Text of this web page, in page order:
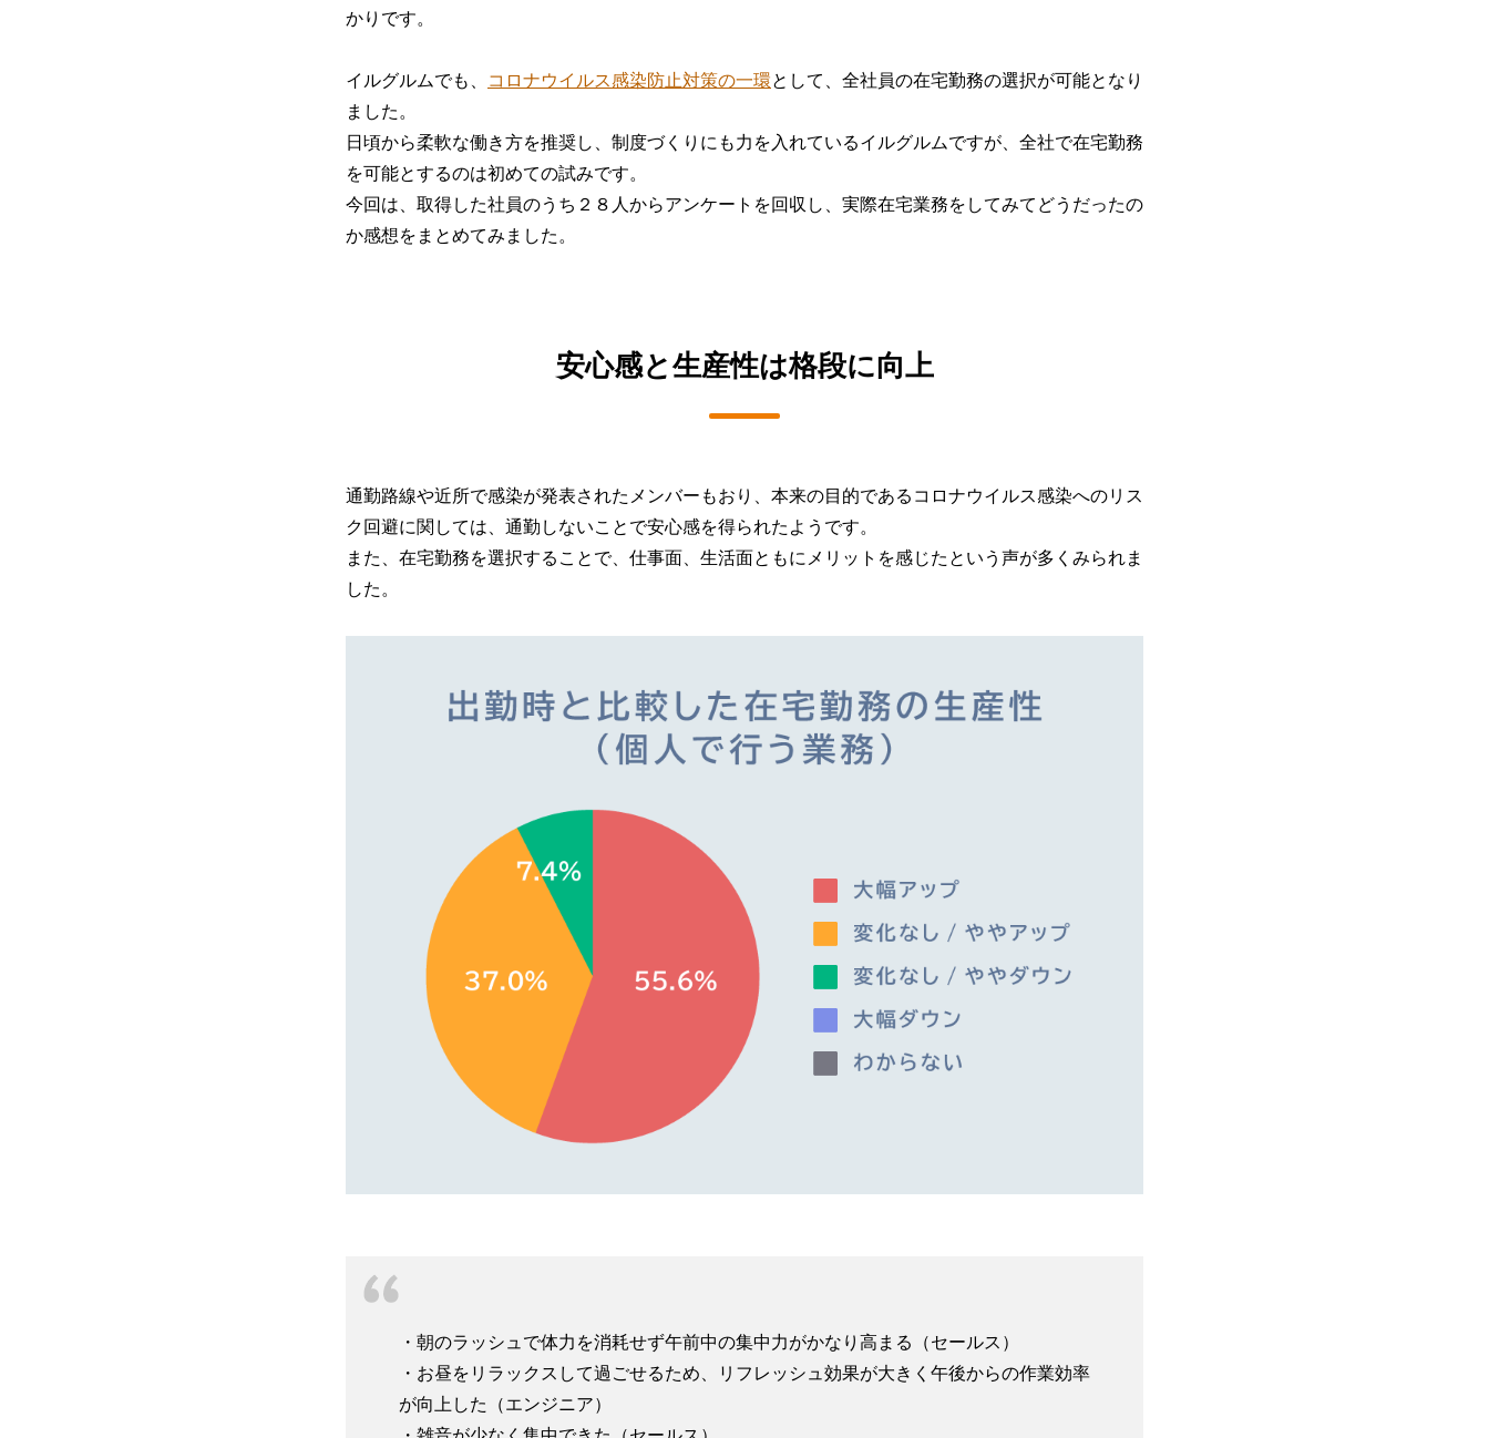
かりです。
イルグルムでも、 コロナウイルス感染防止対策の一環として、全社員の在宅勤務の選択が可能となり
ました。
日頃から柔軟な働き方を推奨し、制度づくりにも力を入れているイルグルムですが、全社で在宅勤務
を可能とするのは初めての試みです。
今回は、取得した社員のうち２８人からアンケートを回収し、実際在宅業務をしてみてどうだったの
か感想をまとめてみました。
安心感と生産性は格段に向上
通勤路線や近所で感染が発表されたメンバーもおり、本来の目的であるコロナウイルス感染へのリス
ク回避に関しては、通勤しないことで安心感を得られたようです。
また、在宅勤務を選択することで、仕事面、生活面ともにメリットを感じたという声が多くみられま
した。
・朝のラッシュで体力を消耗せず午前中の集中力がかなり高まる（セールス）
・お昼をリラックスして過ごせるため、リフレッシュ効果が大きく午後からの作業効率
が向上した（エンジニア）